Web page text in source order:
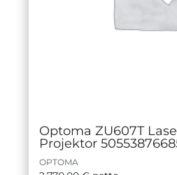
Optoma ZU607T
Projektor
OPTOMA